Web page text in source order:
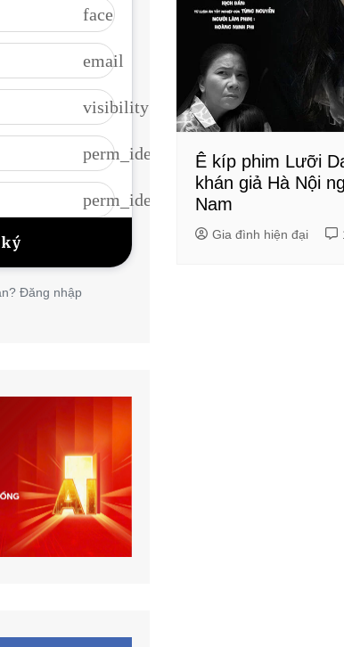
Ê kíp phim Lưỡi
khán giả Hà Nội
Nam
Gia đình hiện đại
face
email
visibility
perm_identity
perm_identity
Đăng nhập